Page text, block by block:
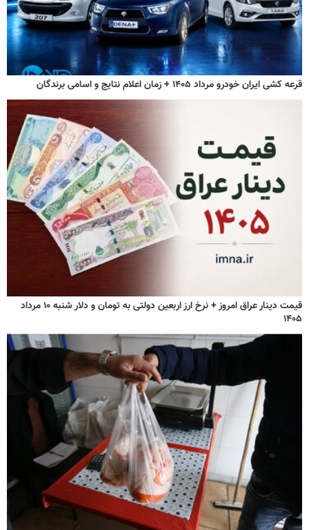
قرعه کشی ایران خودرو مرداد ۱۴۰۵ + زمان اعلام نتایج و اسامی برندگان
قیمت دینار عراق امروز + نرخ ارز اربعین دولتی به تومان و دلار شنبه ۱۰ مرداد
۱۴۰۵